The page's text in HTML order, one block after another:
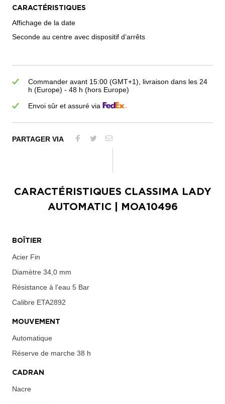
CARACTÉRISTIQUES
Affichage de la date
Seconde au centre avec dispositif d’arrêts
Commander avant 15:00 (GMT+1), livraison dans les 24
h (Europe) - 48 h (hors Europe)
Envoi sûr et assuré via
PARTAGER VIA
CARACTÉRISTIQUES CLASSIMA LADY
AUTOMATIC| MOA10496
BOÎTIER
Acier Fin
Diamètre 34,0 mm
Résistance à l'eau 5 Bar
Calibre ETA2892
MOUVEMENT
Automatique
Réserve de marche 38 h
CADRAN
Nacre